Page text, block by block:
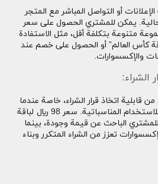
أو التواصل المباشر مع المتجر
يمكن للمشتري الحصول على سعر
متنوعة بتكلفة أقل، مثل الاستفادة
كأس العالم” أو الحصول على خصم عند
والإكسسوارات.
الشراء:
قابلية اتخاذ قرار الشراء، خاصة عندما
تكون المنتجات هدايا أو للاستخدام المناسباتية. سعر 98 ريال لباقة
للمشتري الباحث عن قيمة وجودة، بينما
تعزز من الشراء المتكرر وبناء